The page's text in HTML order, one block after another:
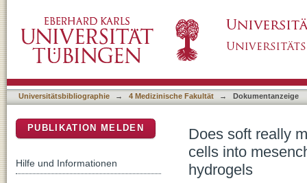
cells is not influenced by soft hydrogels
Universitätsbibliographie → 4 Medizinische Fakultät → Dokumentanzeige
Does soft really
cells into
hydrogels
PUBLIKATION MELDEN
Hilfe und Informationen